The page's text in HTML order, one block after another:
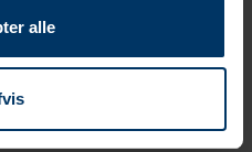
alle
1.437,00 DKK